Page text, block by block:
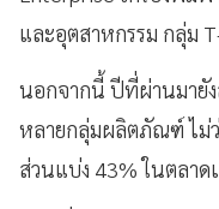
และอุตสาหกรรม กลุ่ม
นอกจากนี้ ปีที่ผ่านมายั
หลายกลุ่มผลิตภัณฑ์ ไม่
ส่วนแบ่ง 43% ในตลา